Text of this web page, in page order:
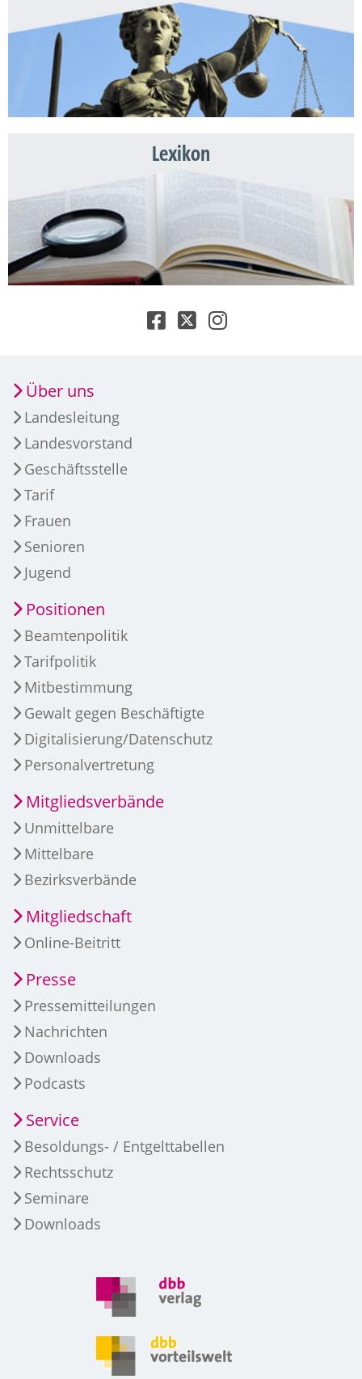
Lexikon
Über uns
Landesleitung
Landesvorstand
Geschäftsstelle
Tarif
Frauen
Senioren
Jugend
Positionen
Beamtenpolitik
Tarifpolitik
Mitbestimmung
Gewalt gegen Beschäftigte
Digitalisierung/Datenschutz
Personalvertretung
Mitgliedsverbände
Unmittelbare
Mittelbare
Bezirksverbände
Mitgliedschaft
Online-Beitritt
Presse
Pressemitteilungen
Nachrichten
Downloads
Podcasts
Service
Besoldungs- / Entgelttabellen
Rechtsschutz
Seminare
Downloads